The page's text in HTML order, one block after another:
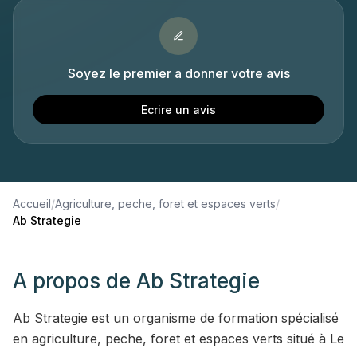
Soyez le premier a donner votre avis
Ecrire un avis
Accueil/Agriculture, peche, foret et espaces verts/
Ab Strategie
A propos de Ab Strategie
Ab Strategie est un organisme de formation spécialisé
en agriculture, peche, foret et espaces verts situé à Le